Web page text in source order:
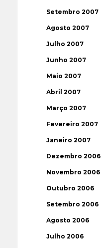
Setembro 2007
Agosto 2007
Julho 2007
Junho 2007
Maio 2007
Abril 2007
Março 2007
Fevereiro 2007
Janeiro 2007
Dezembro 2006
Novembro 2006
Outubro 2006
Setembro 2006
Agosto 2006
Julho 2006